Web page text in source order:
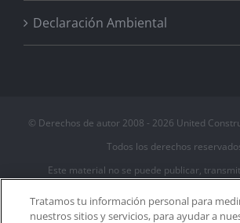
Declaración Ambiental
© Derechos de autor 2008 - 2026 United
Todos los derechos
Este material no se puede publicar,
Tratamos tu información personal para
nuestros sitios y servicios, para ayudar a